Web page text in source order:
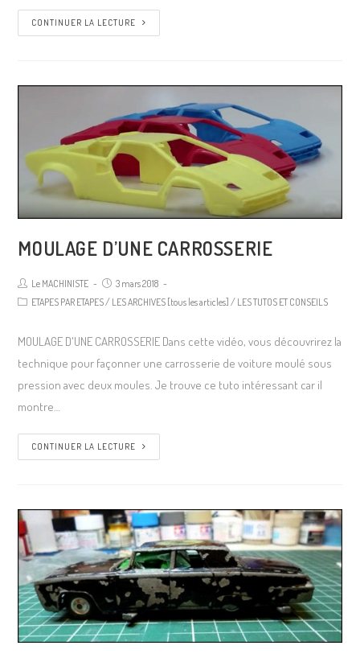
CONTINUER LA LECTURE
MOULAGE D’UNE CARROSSERIE
Le MACHINISTE
3 mars 2018
ETAPES PAR ETAPES/ LES ARCHIVES [tous les articles] / LES TUTOS ET CONSEILS
MOULAGE D'UNE CARROSSERIE Dans cette vidéo, vous découvrirez la
technique pour façonner une carrosserie de voiture moulé sous
pression avec deux moules. Je trouve ce tuto intéressant car il
montre…
CONTINUER LA LECTURE